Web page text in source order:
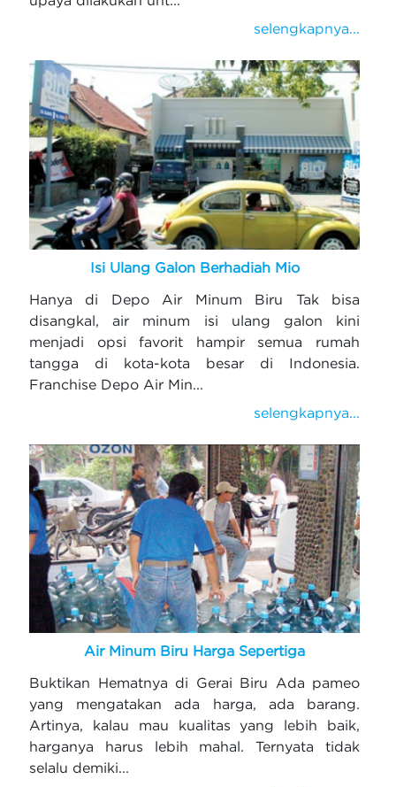
selengkapnya...
Isi Ulang Galon Berhadiah Mio
Hanya di Depo Air Minum Biru Tak bisa
disangkal, air minum isi ulang galon kini
menjadi opsi favorit hampir semua rumah
tangga di kota-kota besar di Indonesia.
Franchise Depo Air Min...
selengkapnya...
Air Minum Biru Harga Sepertiga
Buktikan Hematnya di Gerai Biru Ada pameo
yang mengatakan ada harga, ada barang.
Artinya, kalau mau kualitas yang lebih baik,
harganya harus lebih mahal. Ternyata tidak
selalu demiki...